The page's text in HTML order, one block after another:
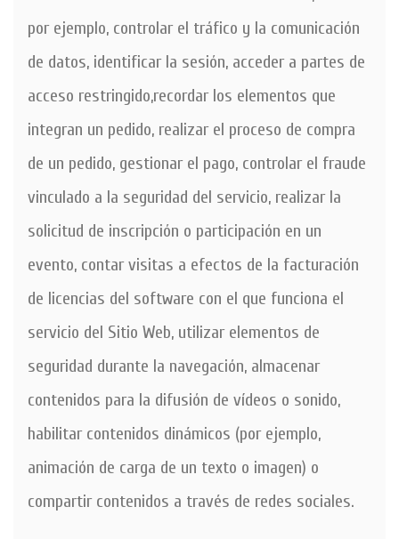
por ejemplo, controlar el tráfico y la comunicación
de datos, identificar la sesión, acceder a partes de
acceso restringido,recordar los elementos que
integran un pedido, realizar el proceso de compra
de un pedido, gestionar el pago, controlar el fraude
vinculado a la seguridad del servicio, realizar la
solicitud de inscripción o participación en un
evento, contar visitas a efectos de la facturación
de licencias del software con el que funciona el
servicio del Sitio Web, utilizar elementos de
seguridad durante la navegación, almacenar
contenidos para la difusión de vídeos o sonido,
habilitar contenidos dinámicos (por ejemplo,
animación de carga de un texto o imagen) o
compartir contenidos a través de redes sociales.